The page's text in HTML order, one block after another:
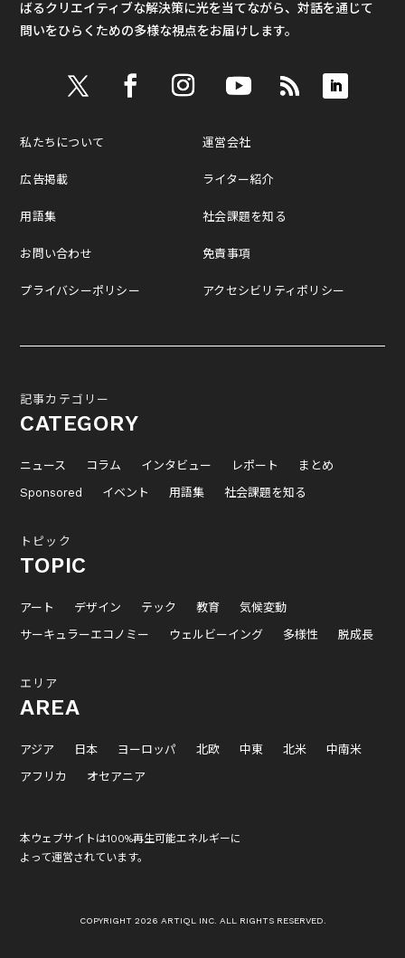
ばるクリエイティブな解決策に光を当てながら、対話を通じて
問いをひらくための多様な視点をお届けします。
私たちについて
広告掲載
用語集
お問い合わせ
プライバシーポリシー
運営会社
ライター紹介
社会課題を知る
免責事項
アクセシビリティポリシー
記事カテゴリー
CATEGORY
ニュース コラム インタビュー レポート
まとめ
Sponsored
イベント 用語集 社会課題を知る
トピック
TOPIC
アート デザイン テック 教育
気候変動
サーキュラーエコノミー
ウェルビーイング 多様性 脱成長
エリア
AREA
アジア 日本 ヨーロッパ 北欧 中東 北米
中南米
アフリカ
オセアニア
本ウェブサイトは100%再生可能エネルギーに
よって運営されています。
COPYRIGHT 2026 ARTIQL INC. ALL RIGHTS RESERVED.